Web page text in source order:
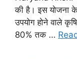
की है। इस योजना
उपयोग होने वाले
80% तक …